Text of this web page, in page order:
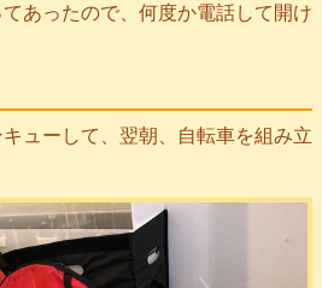
あったので、何度か電話して開け
ューして、翌朝、自転車を組み立